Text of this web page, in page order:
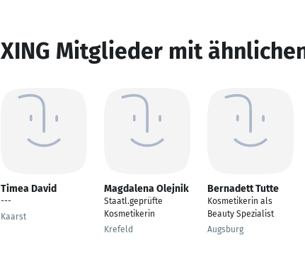
XING Mitglieder mit
Timea David
---
Kaarst
Magdalena Olejnik
Staatl.geprüfte
Kosmetikerin
Krefeld
Bernadett Tutte
Kosmetikerin als
Beauty Spezialist
Augsburg